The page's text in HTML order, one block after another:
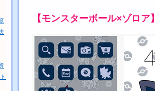
【モンスターボール×ゾロア】